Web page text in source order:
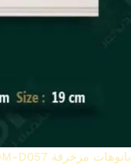
بانوهات مزخرفة IDM-D057